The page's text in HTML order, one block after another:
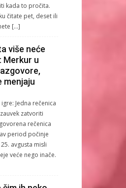
kada to pročita.
čitate pet, deset ili
[…]
više neće
Merkur u
menjaju
Jedna rečenica
zatvoriti
rečenica
period počinje
avgusta misli
veće nego inače.